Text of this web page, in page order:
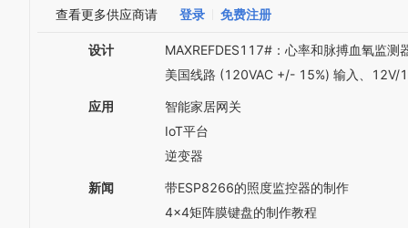
查看更多供应商请 登录 免费注册
设计
MAXREFDES117#：心率和脉搏血氧监测
美国线路 (120VAC +/- 15%) 输入、12V/
应用
智能家居网关
IoT平台
逆变器
新闻
带ESP8266的照度监控器的制作
4x4矩阵膜键盘的制作教程